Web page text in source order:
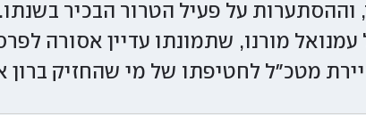
על פעיל הטרור הבכיר
עמנואל מורנו, שתמונתו עדיין אסורה
מטכ"ל לחטיפתו של מי שהחזיק ברון